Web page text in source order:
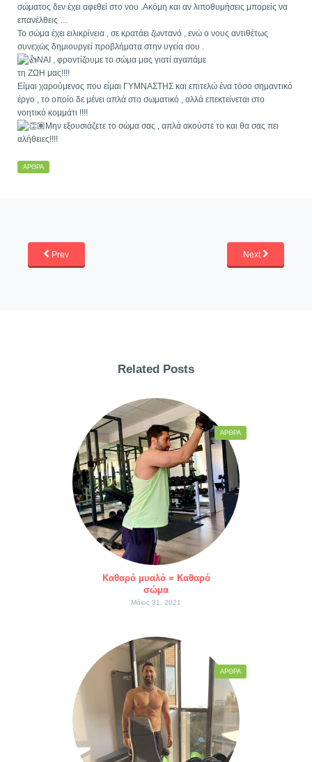
σώματος δεν έχει αφεθεί στο νου .Ακόμη και αν λιποθυμήσεις μπορείς να
επανέλθεις …
Το σώμα έχει ειλικρίνεια , σε κρατάει ζωντανό , ενώ ο νους αντιθέτως
συνεχώς δημιουργεί προβλήματα στην υγεία σου .
ΝΑΙ , φροντίζουμε το σώμα μας γιατί αγαπάμε
τη ΖΩΗ μας!!!!
Είμαι χαρούμενος που είμαι ΓΥΜΝΑΣΤΗΣ και επιτελώ ένα τόσο σημαντικό
έργο , το οποίο δε μένει απλά στο σωματικό , αλλά επεκτείνεται στο
νοητικό κομμάτι !!!!
Μην εξουσιάζετε το σώμα σας , απλά ακούστε το και θα σας πει
αλήθειες!!!!
ΆΡΘΡΑ
Prev Next
Related Posts
Καθαρό μυαλό = Καθαρό
σώμα
Μάιος 31, 2021
ΆΡΘΡΑ
ΆΡΘΡΑ